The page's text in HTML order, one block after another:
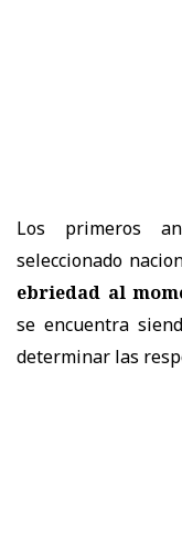
Los primeros
seleccionado
ebriedad al
se encuentra
determinar las